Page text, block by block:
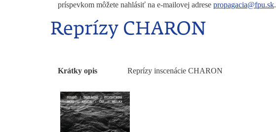
príspevkom môžete nahlásiť na e-mailovej adrese propagacia@fpu.sk.
Reprízy CHARON
Krátky opis Reprízy inscenácie CHARON